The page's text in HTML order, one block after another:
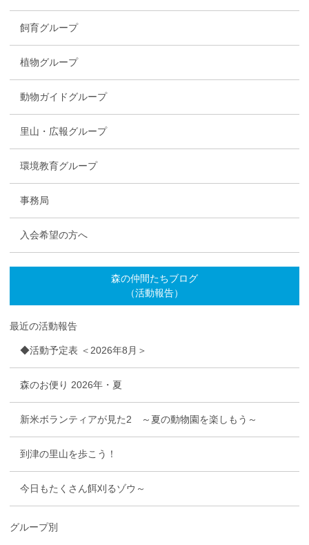
飼育グループ
植物グループ
動物ガイドグループ
里山・広報グループ
環境教育グループ
事務局
入会希望の方へ
森の仲間たちブログ
（活動報告）
最近の活動報告
◆活動予定表 ＜2026年8月＞
森のお便り 2026年・夏
新米ボランティアが見た2 ～夏の動物園を楽しもう～
到津の里山を歩こう！
今日もたくさん餌刈るゾウ～
グループ別